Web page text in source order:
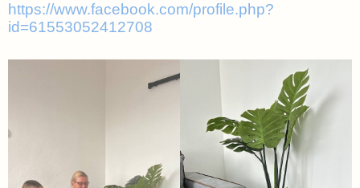
https://www.facebook.com/profile.php?
id=61553052412708